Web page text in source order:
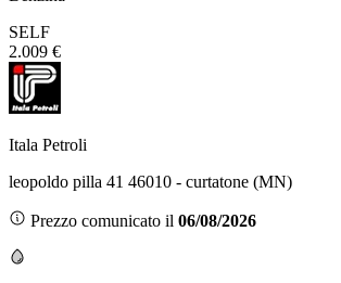
SELF
2.009 €
Itala Petroli
leopoldo pilla 41 46010 - curtatone (MN)
Prezzo comunicato il 06/08/2026